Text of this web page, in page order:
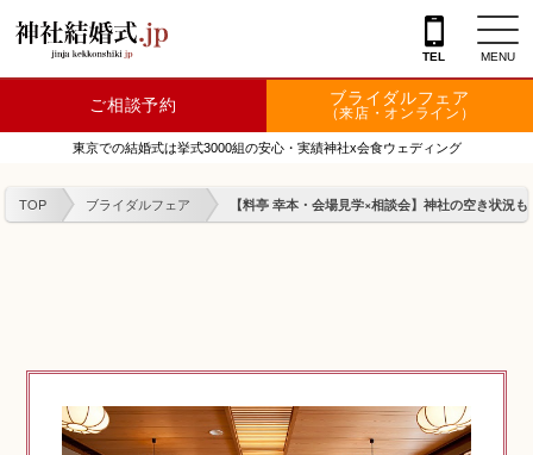
TEL MENU
神社を探す
会場を探す
衣裳
特典
フォトプラン
ご相談予約 ブライダルフェア
（来店・オンライン）
東京での結婚式は挙式3000組の安心・実績神社x会食ウェディング
TOP ブライダルフェア 【料亭 幸本・会場見学×相談会】神社の空き状況